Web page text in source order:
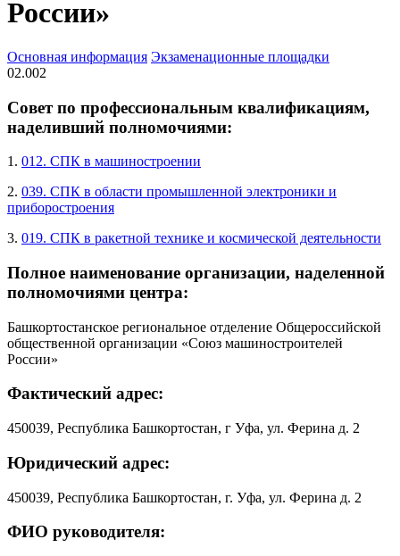
России»
Основная информация Экзаменационные площадки
02.002
Совет по профессиональным квалификациям,
наделивший полномочиями:
1. 012. СПК в машиностроении
2. 039. СПК в области промышленной электроники и
приборостроения
3. 019. СПК в ракетной технике и космической деятельности
Полное наименование организации, наделенной
полномочиями центра:
Башкортостанское региональное отделение Общероссийской
общественной организации «Союз машиностроителей
России»
Фактический адрес:
450039, Республика Башкортостан, г Уфа, ул. Ферина д. 2
Юридический адрес:
450039, Республика Башкортостан, г. Уфа, ул. Ферина д. 2
ФИО руководителя: